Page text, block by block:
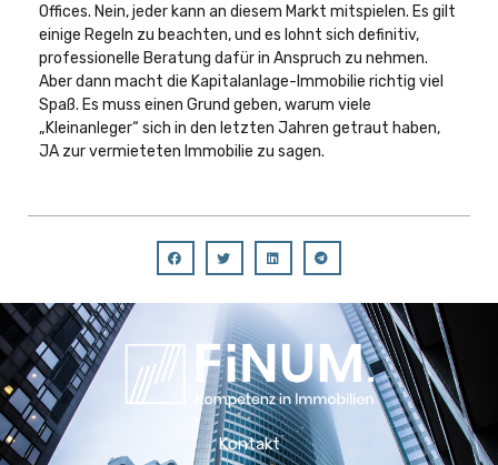
Offices. Nein, jeder kann an diesem Markt mitspielen. Es gilt
einige Regeln zu beachten, und es lohnt sich definitiv,
professionelle Beratung dafür in Anspruch zu nehmen.
Aber dann macht die Kapitalanlage-Immobilie richtig viel
Spaß. Es muss einen Grund geben, warum viele
„Kleinanleger“ sich in den letzten Jahren getraut haben,
JA zur vermieteten Immobilie zu sagen.
Kontakt